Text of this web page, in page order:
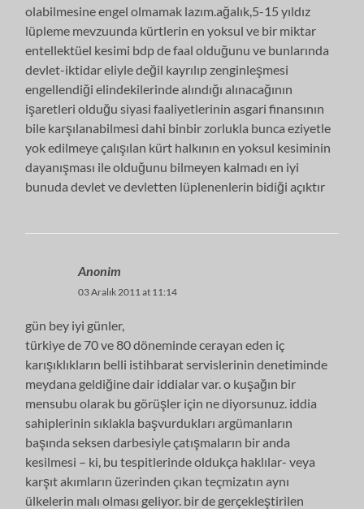
olabilmesine engel olmamak lazım.ağalık,5-15 yıldız
lüpleme mevzuunda kürtlerin en yoksul ve bir miktar
entellektüel kesimi bdp de faal olduğunu ve bunlarında
devlet-iktidar eliyle değil kayrılıp zenginleşmesi
engellendiği elindekilerinde alındığı alınacağının
işaretleri olduğu siyasi faaliyetlerinin asgari finansının
bile karşılanabilmesi dahi binbir zorlukla bunca eziyetle
yok edilmeye çalışılan kürt halkının en yoksul kesiminin
dayanışması ile olduğunu bilmeyen kalmadı en iyi
bunuda devlet ve devletten lüplenenlerin bidiği açıktır
Anonim
03 Aralık 2011 at 11:14
gün bey iyi günler,
türkiye de 70 ve 80 döneminde cerayan eden iç
karışıklıkların belli istihbarat servislerinin denetiminde
meydana geldiğine dair iddialar var. o kuşağın bir
mensubu olarak bu görüşler için ne diyorsunuz. iddia
sahiplerinin sıklakla başvurdukları argümanların
başında seksen darbesiyle çatışmaların bir anda
kesilmesi – ki, bu tespitlerinde oldukça haklılar- veya
karşıt akımların üzerinden çıkan teçmizatın aynı
ülkelerin malı olması geliyor. bir de gerçekleştirilen